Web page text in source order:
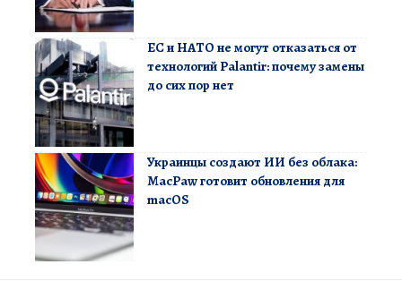
ЕС и НАТО не могут отказаться от
технологий Palantir: почему замены
до сих пор нет
Украинцы создают ИИ без облака:
MacPaw готовит обновления для
macOS